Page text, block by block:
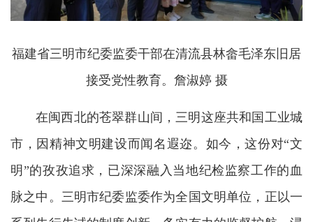
福建省三明市纪委监委干部在清流县林畲毛泽东旧居
接受党性教育。詹淑婷 摄
在闽西北的苍翠群山间，三明这座共和国工业城
市，因精神文明建设而闻名遐迩。如今，这份对“文
明”的孜孜追求，已深深融入当地纪检监察工作的血
脉之中。三明市纪委监委作为全国文明单位，正以一